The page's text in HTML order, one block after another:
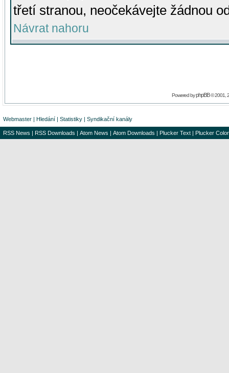
třetí stranou, neočekávejte žádnou
Návrat nahoru
Powered byphpBB© 2001,
Webmaster | Hledání | Statistiky | Syndikační kanály
RSS News | RSS Downloads | Atom News | Atom Downloads | Plucker Text | Plucker Color